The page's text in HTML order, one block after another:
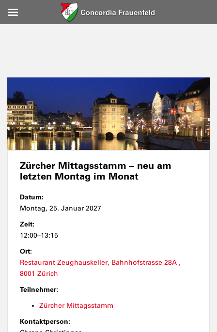
Zürcher Mittagsstamm – neu am
letzten Montag im Monat
Datum:
Montag, 25. Januar 2027
Zeit:
12:00–13:15
Ort:
Restaurant Zeughauskeller, Bahnhofstrasse 28A ,
8001 Zürich
Teilnehmer:
Zürcher Mittagsstamm
Kontaktperson: